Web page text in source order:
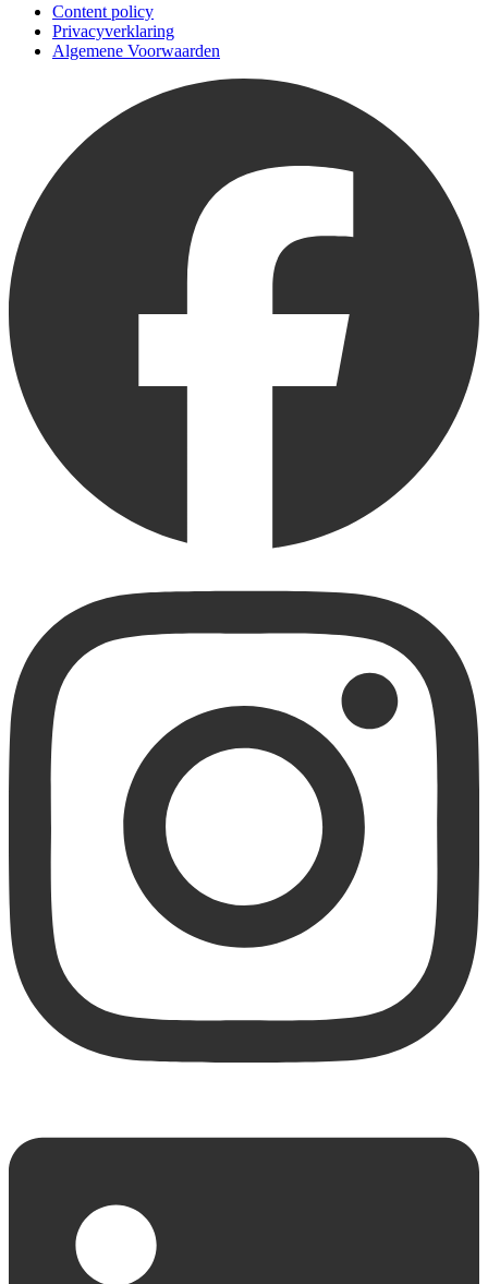
Content policy
Privacyverklaring
Algemene Voorwaarden